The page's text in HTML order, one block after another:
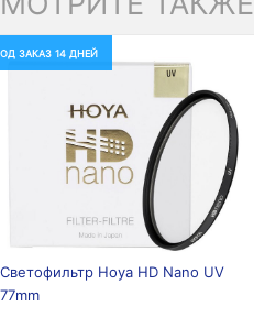
ЗАКАЗ 14 ДНЕЙ
Previous
Светофильтр Hoya HD Nano UV
77mm